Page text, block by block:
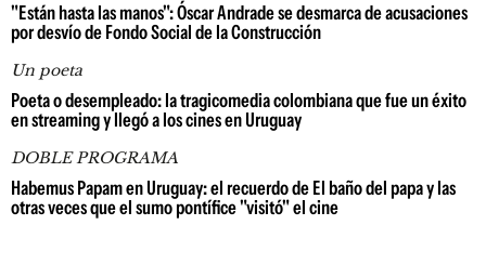
"Están hasta las manos": Óscar Andrade se desmarca de acusaciones
por desvío de Fondo Social de la Construcción
Un poeta
Poeta o desempleado: la tragicomedia colombiana que fue un éxito
en streaming y llegó a los cines en Uruguay
DOBLE PROGRAMA
Habemus Papam en Uruguay: el recuerdo de El baño del papa y las
otras veces que el sumo pontífice "visitó" el cine